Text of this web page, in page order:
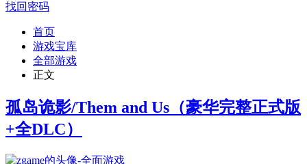
找回密码
首页
游戏宝库
全部游戏
正文
孤岛诡影/Them and Us（豪华完整正式版
+全DLC）